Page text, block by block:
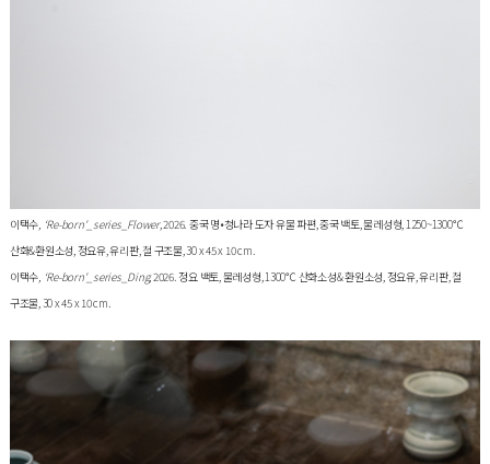
이택수, ‘Re-born'_series_Flower, 2026. 중국 명•청나라 도자 유물 파편, 중국 백토, 물레성형, 1250~1300℃
산화&환원소성, 정요유, 유리판, 철 구조물, 30 x 45 x 10 cm.
이택수, ‘Re-born'_series_Ding, 2026. 정요 백토, 물레성형, 1300℃ 산화소성& 환원소성, 정요유, 유리판, 철
구조물, 30 x 45 x 10 cm.